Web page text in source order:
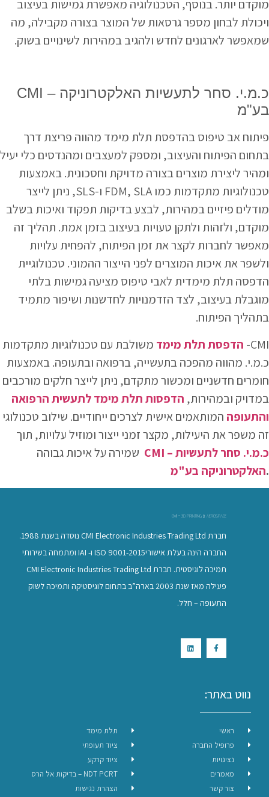
מוקדם יותר. בנוסף, הטכנולוגיה מאפשרת גמישות בעיצוב
ויכולת לבחון מספר גרסאות של המוצר בצורה מקבילה, מה
שמאפשר לארגונים לחדש ולהגיב במהירות לשינויים בשוק.
CMI – כ.מ.י. סחר לתעשיות האלקטרוניקה
בע"מ
פיתוח אב טיפוס בהדפסת תלת מימד מהווה פריצת דרך
בתחום הפיתוח והעיצוב, ומספק למעצבים ומהנדסים כלי יעיל
ומהיר ליצירת מוצרים בצורה מדויקת וחסכונית. באמצעות
טכנולוגיות מתקדמות כמו FDM, SLA ו-SLS, ניתן לייצר
מודלים פיזיים במהירות, לבצע בדיקות תפקוד ואיכות בשלב
מוקדם, ולזהות ולתקן טעויות בעיצוב בזמן אמת. תהליך זה
מאפשר לחברות לקצר את זמן הפיתוח, להפחית עלויות
ולשפר את איכות המוצרים לפני הייצור ההמוני. טכנולוגיית
הדפסה תלת מימדית לאבי טיפוס מציעה גמישות בלתי
מוגבלת בעיצוב, לצד הזדמנויות לחדשנות ושיפור מתמיד
בתהליך הפיתוח.
הדפסת תלת מימד משולבת עם טכנולוגיות מתקדמות -CMI
כ.מ.י. מהווה מהפכה בתעשייה, ברפואה ובתעופה. באמצעות
חומרים חדשניים ומכשור מתקדם, ניתן לייצר חלקים מורכבים
במדויק ובמהירות, הדפסות תלת מימד לתעשית הרפואה
והתעופה המותאמים אישית לצרכים ייחודיים. שילוב טכנולוגי
זה משפר את היעילות, מקצר זמני ייצור ומוזיל עלויות, תוך
CMI – כ.מ.י. סחר לתעשיות
האלקטרוניקה בע"מ.
CMI - 3D PRINTING & AEROSPACE
חברת CMI Electronic Industries Trading Ltd נוסדה בשנת 1988.
החברה הינה בעלת אישוריISO 9001-2015 ו- IAI ומתמחה בשירותי
תמיכה לוגיסטית. חברת CMI Electronic Industries Trading Ltd
פעילה מאז שנת 2003 בארה”ב בתחום לוגיסטיקה ותמיכה לשוק
התעופה – חלל.
נווט באתר:
ראשי
פרופיל החברה
נציגויות
מאמרים
צור קשר
תלת מימד
ציוד תעופתי
ציוד קרקע
NDT PCRT – בדיקות אל הרס
הצהרת נגישות